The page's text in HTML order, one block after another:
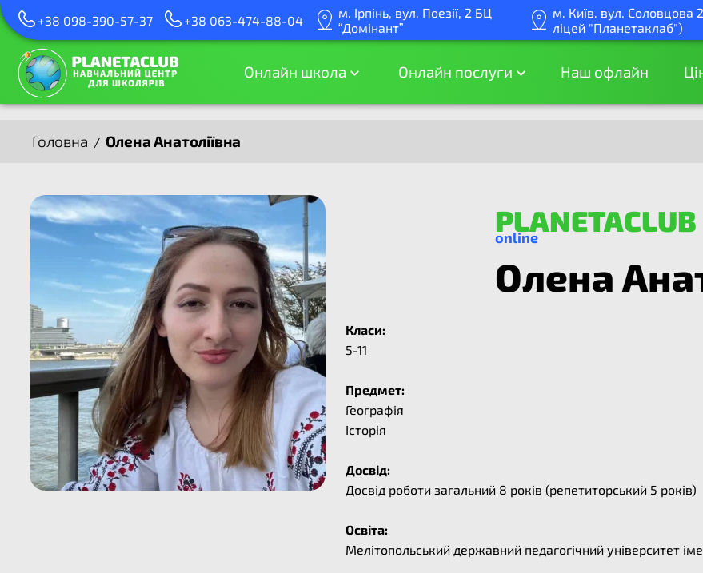
+38 098-390-57-37 +38 063-474-88-04
м. Ірпінь, вул. Поезії, 2 БЦ
“Домінант”
м. Київ. вул. Соловцова
ліцей "Планетаклаб")
Онлайн школа Онлайн послуги Наш офлайн
Головна / Олена Анатоліївна
PLANETACLUB
online
Олена
Класи:
5-11
Предмет:
Географія
Історія
Досвід:
Досвід роботи загальний 8 років (репетиторський 5 років)
Освіта:
Мелітопольський державний педагогічний університет